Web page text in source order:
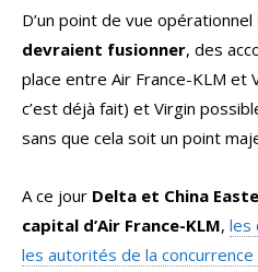
D’un point de vue opérationnel
devraient fusionner, des
place entre Air France-KLM et
c’est déjà fait) et Virgin
sans que cela soit un point
A ce jour Delta et China
capital d’Air France-KLM, les
les autorités de la